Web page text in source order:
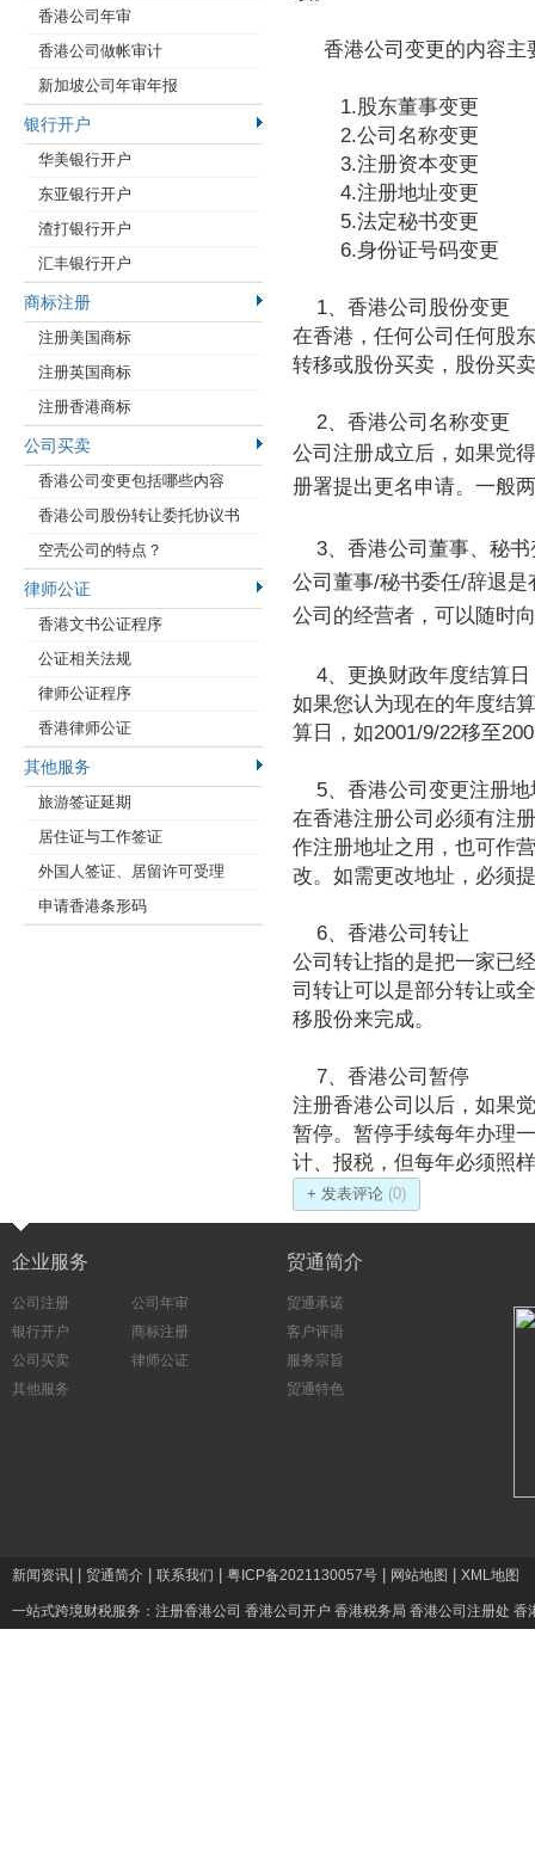
香港公司年审
香港公司做帐审计
新加坡公司年审年报
银行开户
华美银行开户
东亚银行开户
渣打银行开户
汇丰银行开户
商标注册
注册美国商标
注册英国商标
注册香港商标
公司买卖
香港公司变更包括哪些内容
香港公司股份转让委托协议书
空壳公司的特点？
律师公证
香港文书公证程序
公证相关法规
律师公证程序
香港律师公证
其他服务
旅游签证延期
居住证与工作签证
外国人签证、居留许可受理
申请香港条形码
香港公司变更的内容主
1.股东董事变更
2.公司名称变更
3.注册资本变更
4.注册地址变更
5.法定秘书变更
6.身份证号码变更
1、香港公司股份变更
在香港，任何公司任何股
转移或股份买卖，股份买
2、香港公司名称变更
公司注册成立后，如果觉
册署提出更名申请。一般
3、香港公司董事、秘
公司董事/秘书委任/辞退
公司的经营者，可以随时
4、更换财政年度结算日
如果您认为现在的年度结
算日，如2001/9/22移至
5、香港公司变更注册
在香港注册公司必须有注
作注册地址之用，也可作
改。如需更改地址，必须
6、香港公司转让
公司转让指的是把一家已
司转让可以是部分转让或
移股份来完成。
7、香港公司暂停
注册香港公司以后，如果
暂停。暂停手续每年办理
计、报税，但每年必须照
+ 发表评论 (0)
企业服务
公司注册
公司年审
银行开户
商标注册
公司买卖
律师公证
其他服务
贸通简介
贸通承诺
客户评语
服务宗旨
贸通特色
新闻资讯 贸通简介 联系我们 粤ICP备2021130057号 网站地图 XML地图
一站式跨境财税服务： 注册香港公司 香港公司开户 香港税务局 香港公司注册处 香